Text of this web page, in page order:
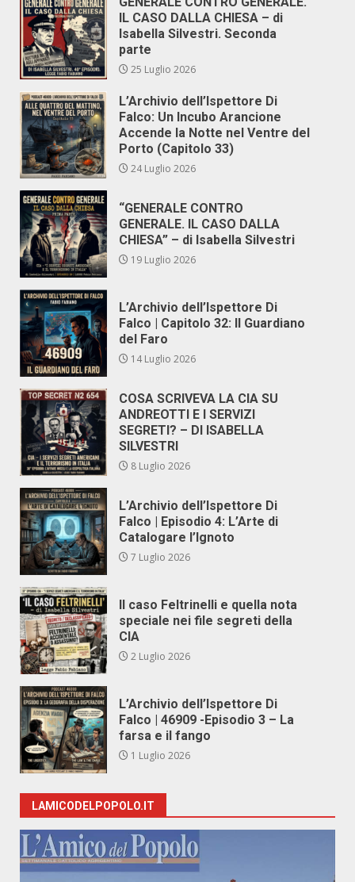
IL CASO DALLA CHIESA – di
Isabella Silvestri. Seconda
parte
25 Luglio 2026
L’Archivio dell’Ispettore Di
Falco: Un Incubo Arancione
Accende la Notte nel Ventre del
Porto (Capitolo 33)
24 Luglio 2026
“GENERALE CONTRO
GENERALE. IL CASO DALLA
CHIESA” – di Isabella Silvestri
19 Luglio 2026
L’Archivio dell’Ispettore Di
Falco | Capitolo 32: Il Guardiano
del Faro
14 Luglio 2026
COSA SCRIVEVA LA CIA SU
ANDREOTTI E I SERVIZI
SEGRETI? – DI ISABELLA
SILVESTRI
8 Luglio 2026
L’Archivio dell’Ispettore Di
Falco | Episodio 4: L’Arte di
Catalogare l’Ignoto
7 Luglio 2026
Il caso Feltrinelli e quella nota
speciale nei file segreti della
CIA
2 Luglio 2026
L’Archivio dell’Ispettore Di
Falco | 46909 -Episodio 3 – La
farsa e il fango
1 Luglio 2026
LAMICODELPOPOLO.IT